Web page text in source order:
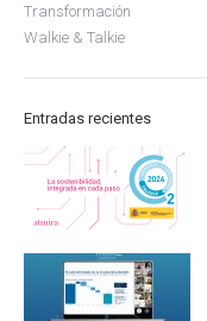
Transformación
Walkie & Talkie
Entradas recientes